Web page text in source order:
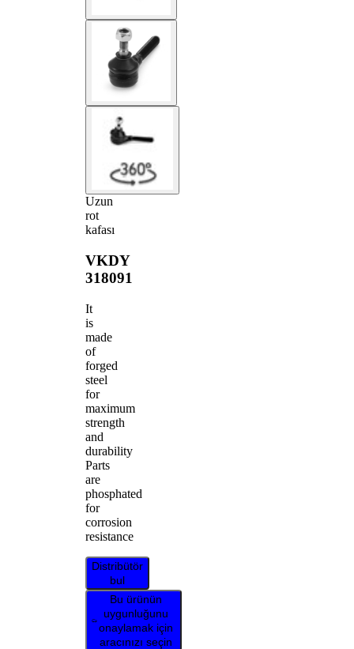
Uzun
rot
kafası
VKDY
318091
It
is
made
of
forged
steel
for
maximum
strength
and
durability
Parts
are
phosphated
for
corrosion
resistance
Distribütör
bul
Bu ürünün
uygunluğunu
onaylamak için
aracınızı seçin